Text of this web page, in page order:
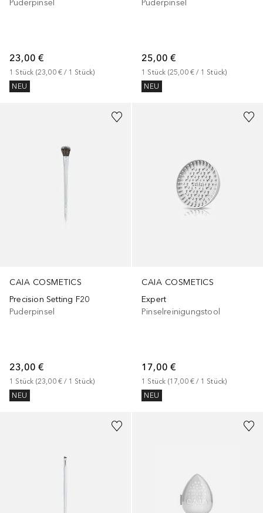
Puderpinsel
23,00 €
1 Stück (23,00 € / 1 Stück)
NEU
Puderpinsel
25,00 €
1 Stück (25,00 € / 1 Stück)
NEU
CAIA COSMETICS
Precision Setting F20
Puderpinsel
23,00 €
1 Stück (23,00 € / 1 Stück)
NEU
CAIA COSMETICS
Expert
Pinselreinigungstool
17,00 €
1 Stück (17,00 € / 1 Stück)
NEU